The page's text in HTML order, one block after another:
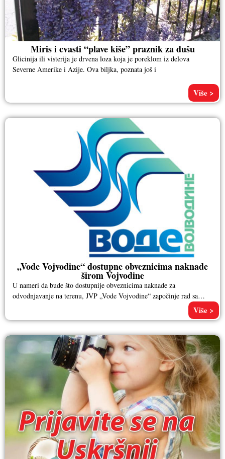
Miris i cvasti “plave kiše” praznik za dušu
Glicinija ili visterija je drvena loza koja je poreklom iz delova
Severne Amerike i Azije. Ova biljka, poznata još i
Više >
„Vode Vojvodine“ dostupne obveznicima naknade
širom Vojvodine
U nameri da bude što dostupnije obveznicima naknade za
odvodnjavanje na terenu, JVP „Vode Vojvodine“ započinje rad sa
Više >